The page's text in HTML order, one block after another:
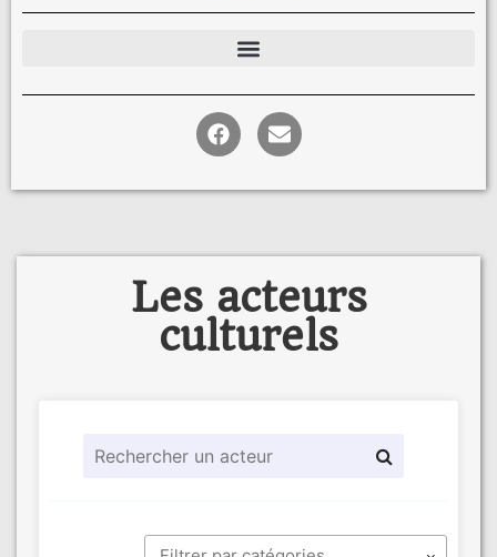
Les acteurs
culturels